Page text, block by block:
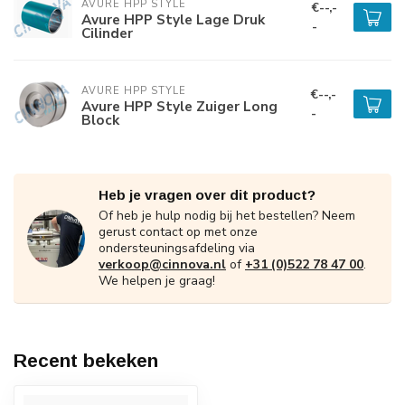
AVURE HPP STYLE
Avure HPP Style Lage Druk
Cilinder
€--,-
-
AVURE HPP STYLE
Avure HPP Style Zuiger Long
Block
€--,-
-
Heb je vragen over dit product?
Of heb je hulp nodig bij het bestellen? Neem
gerust contact op met onze
ondersteuningsafdeling via
verkoop@cinnova.nl of +31 (0)522 78 47 00.
We helpen je graag!
Recent bekeken